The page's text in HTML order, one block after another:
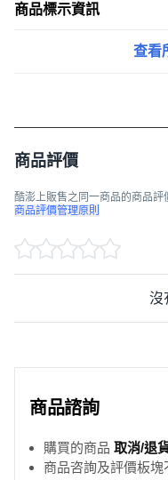
商品標示資訊
查看
商品評價
酷澎上販售之同一商品的商品評
商品評價管理原則
沒
商品諮詢
購買的商品 取消/退
商品咨詢及評價板